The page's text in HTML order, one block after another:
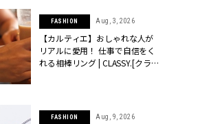
FASHION Aug, 3, 2026
【カルティエ】おしゃれな人が
リアルに愛用！ 仕事で自信をく
れる相棒リング | CLASSY.[クラッ
FASHION Aug, 9, 2026